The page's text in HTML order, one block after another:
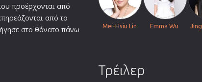
προέρχονται από
από το
στο θάνατο πάνω
Mei-Hsiu Lin Emma Wu
Τρέιλερ